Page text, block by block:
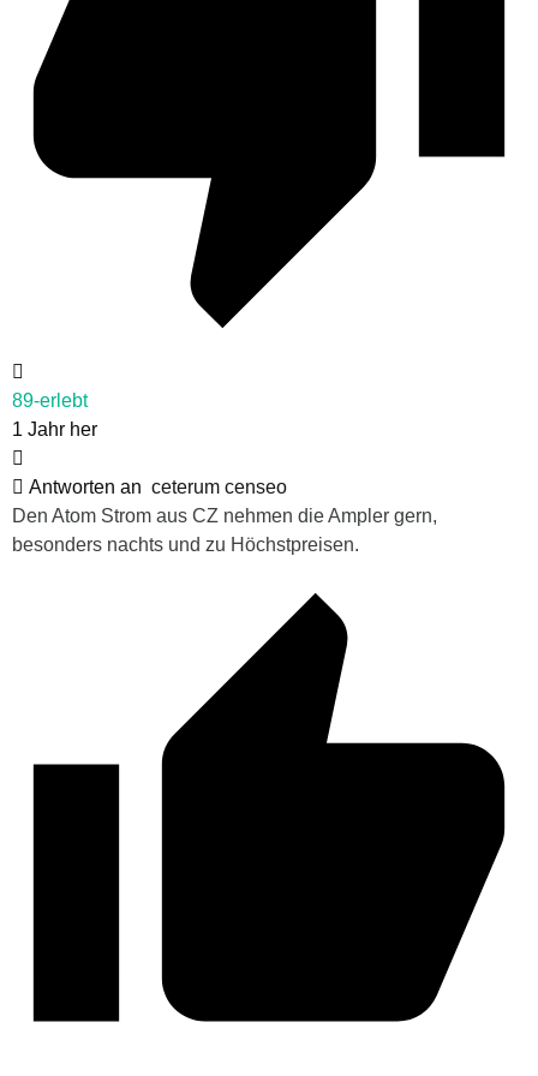
89-erlebt
1 Jahr her
Antworten an ceterum censeo
Den Atom Strom aus CZ nehmen die Ampler gern,
besonders nachts und zu Höchstpreisen.